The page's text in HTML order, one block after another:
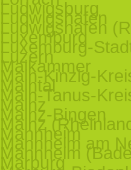
Kinzig-
Tanus-
Bingen
am